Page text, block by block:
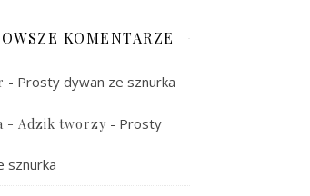
KOMENTARZE
- Prosty dywan ze sznurka
- Adzik tworzy - Prosty
sznurka